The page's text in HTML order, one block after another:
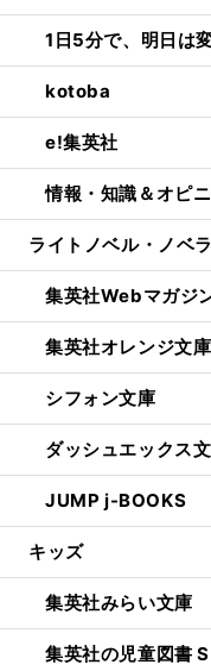
1日5分で、明日は
kotoba
e!集英社
情報・知識＆オピ
ライトノベル・ノベ
集英社Webマガジ
集英社オレンジ文庫
シフォン文庫
ダッシュエックス
JUMP j-BOOKS
キッズ
集英社みらい文庫
集英社の児童図書